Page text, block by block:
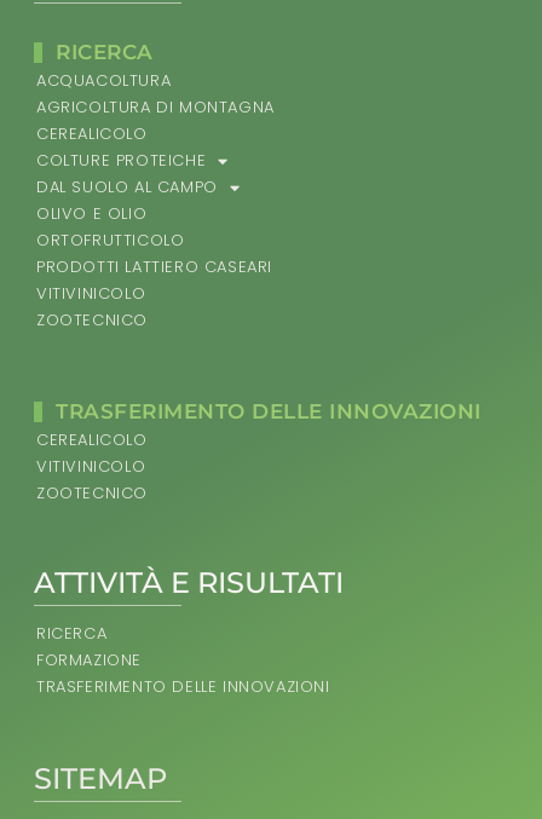
ATTIVITÀ E RISULTATI
RICERCA
FORMAZIONE
TRASFERIMENTO DELLE INNOVAZIONI
SITEMAP
RICERCA
ACQUACOLTURA
AGRICOLTURA DI MONTAGNA
CEREALICOLO
COLTURE PROTEICHE
DAL SUOLO AL CAMPO
OLIVO E OLIO
ORTOFRUTTICOLO
PRODOTTI LATTIERO CASEARI
VITIVINICOLO
ZOOTECNICO
TRASFERIMENTO DELLE INNOVAZIONI
CEREALICOLO
VITIVINICOLO
ZOOTECNICO